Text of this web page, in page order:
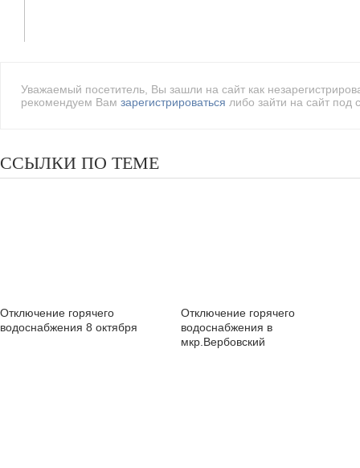
Уважаемый посетитель, Вы зашли на сайт как
рекомендуем Вам зарегистрироваться либо зайти на сайт
ССЫЛКИ ПО ТЕМЕ
Отключение горячего
водоснабжения 8 октября
Отключение горячего
водоснабжения в
мкр.Вербовский